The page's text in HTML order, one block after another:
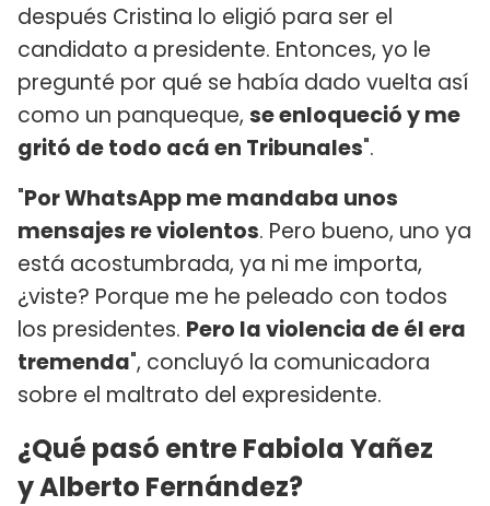
después Cristina lo eligió para ser el
candidato a presidente. Entonces, yo le
pregunté por qué se había dado vuelta así
como un panqueque, se enloqueció y me
gritó de todo acá en Tribunales".
"Por WhatsApp me mandaba unos
mensajes re violentos. Pero bueno, uno ya
está acostumbrada, ya ni me importa,
¿viste? Porque me he peleado con todos
los presidentes. Pero la violencia de él era
tremenda", concluyó la comunicadora
sobre el maltrato del expresidente.
¿Qué pasó entre Fabiola Yañez
y Alberto Fernández?